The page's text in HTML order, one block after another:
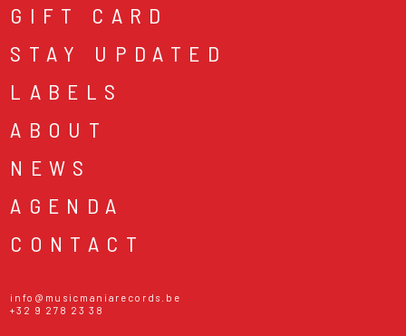
GIFT CARD
STAY UPDATED
LABELS
ABOUT
NEWS
AGENDA
CONTACT
info@musicmaniarecords.be
+32 9 278 23 38